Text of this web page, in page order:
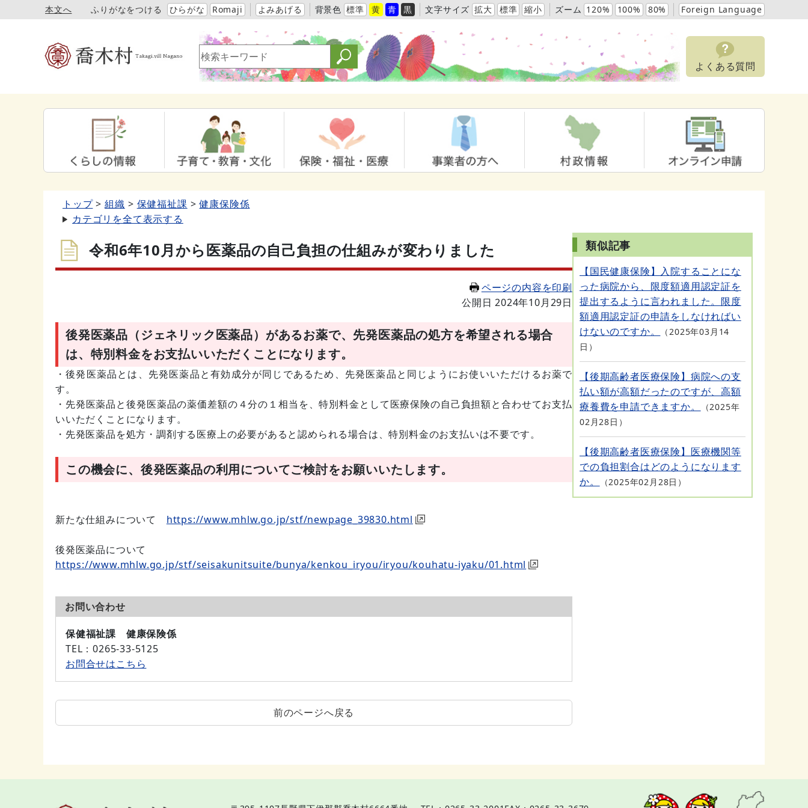
本文へ ふりがなをつける ひらがな Romaji よみあげる 背景色 標準 黄 青 黒 文字サイズ 拡大 標準 縮小 ズーム 120% 100% 80% Foreign Language
よくある質問
トップ 組織 保健福祉課
健康保険係
カテゴリを全て表示する
令和6年10月から医薬品の自己負担の仕組みが変わりました
ページの内容を印刷
公開日 2024年10月29日
後発医薬品（ジェネリック医薬品）があるお薬で、先発医薬品の処方を希望される場合
は、特別料金をお支払いいただくことになります。
・後発医薬品とは、先発医薬品と有効成分が同じであるため、先発医薬品と同じようにお使いいただけるお薬で
す。
・先発医薬品と後発医薬品の薬価差額の４分の１相当を、特別料金として医療保険の自己負担額と合わせてお支払
いいただくことになります。
・先発医薬品を処方・調剤する医療上の必要があると認められる場合は、特別料金のお支払いは不要です。
この機会に、後発医薬品の利用についてご検討をお願いいたします。
新たな仕組みについて https://www.mhlw.go.jp/stf/newpage_39830.html
後発医薬品について
https://www.mhlw.go.jp/stf/seisakunitsuite/bunya/kenkou_iryou/iryou/kouhatu-iyaku/01.html
お問い合わせ
保健福祉課 健康保険係
TEL ：0265-33-5125
お問合せはこちら
前のページへ戻る
類似記事
【国民健康保険】入院することにな
った病院から、限度額適用認定証を
提出するように言われました。限度
額適用認定証の申請をしなければい
けないのですか。
2025年03月14
日
【後期高齢者医療保険】病院への支
払い額が高額だったのですが、高額
療養費を申請できますか。
2025年
02月28日
【後期高齢者医療保険】医療機関等
での負担割合はどのようになります
か。
2025年02月28日